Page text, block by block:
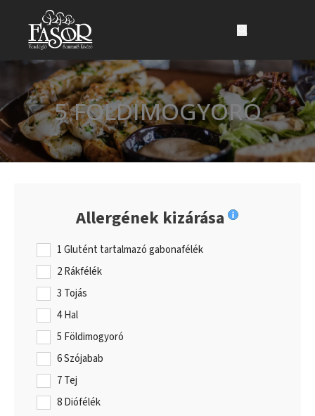
Ugrás a fő tartalomhoz
Ugrás a lábléchez
5 FÖLDIMOGYORÓ
Allergének kizárása
1 Glutént tartalmazó gabonafélék
2 Rákfélék
3 Tojás
4 Hal
5 Földimogyoró
6 Szójabab
7 Tej
8 Diófélék